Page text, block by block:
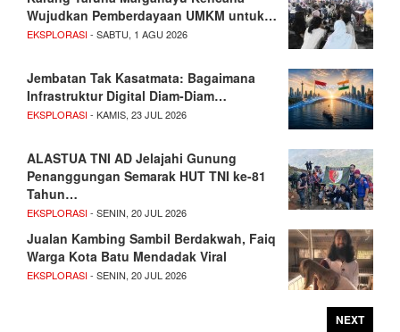
Wujudkan Pemberdayaan UMKM untuk…
EKSPLORASI- SABTU, 1 AGU 2026
Jembatan Tak Kasatmata: Bagaimana
Infrastruktur Digital Diam-Diam…
EKSPLORASI- KAMIS, 23 JUL 2026
ALASTUA TNI AD Jelajahi Gunung
Penanggungan Semarak HUT TNI ke-81
Tahun…
EKSPLORASI- SENIN, 20 JUL 2026
Jualan Kambing Sambil Berdakwah, Faiq
Warga Kota Batu Mendadak Viral
EKSPLORASI- SENIN, 20 JUL 2026
NEXT